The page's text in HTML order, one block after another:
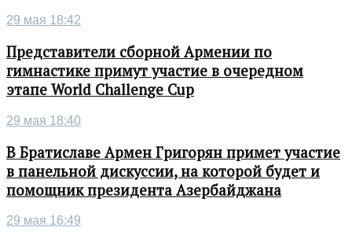
29 мая 18:42
Представители сборной Армении по
гимнастике примут участие в очередном
этапе World Challenge Cup
29 мая 18:40
В Братиславе Армен Григорян примет участие
в панельной дискуссии, на которой будет и
помощник президента Азербайджана
29 мая 16:49